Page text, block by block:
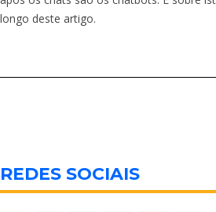
longo deste artigo.
REDES SOCIAIS